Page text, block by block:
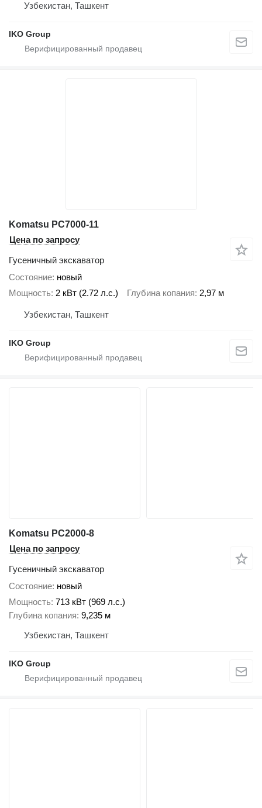
Узбекистан, Ташкент
IKO Group
Komatsu PC7000-11
Цена по запросу
Гусеничный экскаватор
Состояние новый
Мощность 2 кВт (2.72 л.с.) Глубина копания 2,97 м
Узбекистан, Ташкент
IKO Group
Komatsu PC2000-8
Цена по запросу
Гусеничный экскаватор
Состояние новый
Мощность 713 кВт (969 л.с.)
Глубина копания 9,235 м
Узбекистан, Ташкент
IKO Group